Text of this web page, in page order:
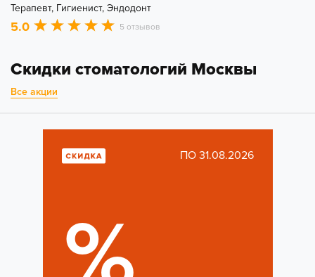
Терапевт, Гигиенист, Эндодонт
5.0 5 отзывов
Скидки стоматологий Москвы
Все акции
ПО 31.08.2026